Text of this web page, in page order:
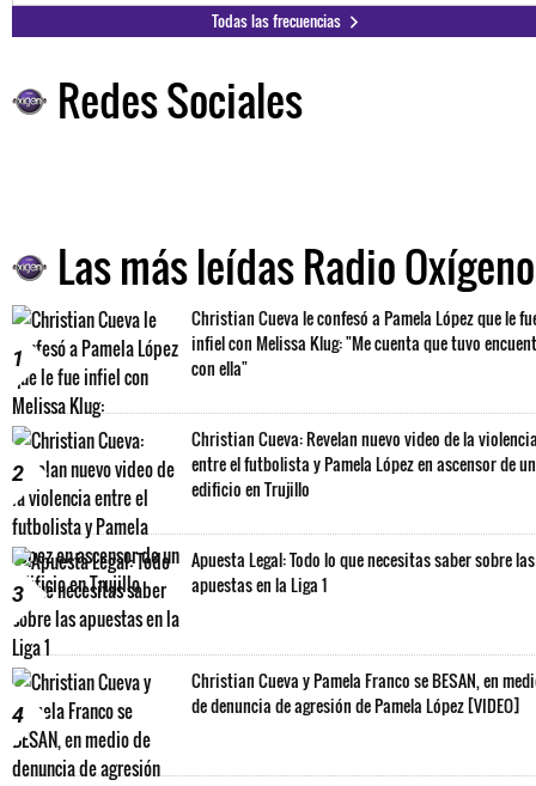
Todas las frecuencias
Redes Sociales
Las más leídas Radio Oxígeno
1
Christian Cueva le confesó a Pamela López que le
infiel con Melissa Klug: "Me cuenta que tuvo
con ella"
2
Christian Cueva: Revelan nuevo video de la
entre el futbolista y Pamela López en ascensor de un
edificio en Trujillo
3
Apuesta Legal: Todo lo que necesitas saber sobre las
apuestas en la Liga 1
4
Christian Cueva y Pamela Franco se BESAN, en
de denuncia de agresión de Pamela López [VIDEO]